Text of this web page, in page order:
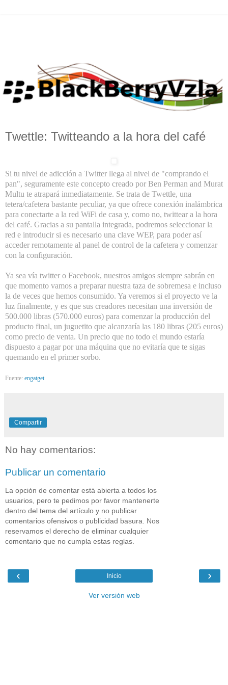
Twettle: Twitteando a la hora del café
Si tu nivel de adicción a Twitter llega al nivel de "comprando el
pan", seguramente este concepto creado por Ben Perman and Murat
Multu te atrapará inmediatamente. Se trata de Twettle, una
tetera/cafetera bastante peculiar, ya que ofrece conexión inalámbrica
para conectarte a la red WiFi de casa y, como no, twittear a la hora
del café. Gracias a su pantalla integrada, podremos seleccionar la
red e introducir si es necesario una clave WEP, para poder así
acceder remotamente al panel de control de la cafetera y comenzar
con la configuración.
Ya sea vía twitter o Facebook, nuestros amigos siempre sabrán en
que momento vamos a preparar nuestra taza de sobremesa e incluso
la de veces que hemos consumido. Ya veremos si el proyecto ve la
luz finalmente, y es que sus creadores necesitan una inversión de
500.000 libras (570.000 euros) para comenzar la producción del
producto final, un juguetito que alcanzaría las 180 libras (205 euros)
como precio de venta. Un precio que no todo el mundo estaría
dispuesto a pagar por una máquina que no evitaría que te sigas
quemando en el primer sorbo.
Fuente: engatget
Compartir
No hay comentarios:
Publicar un comentario
La opción de comentar está abierta a todos los
usuarios, pero te pedimos por favor mantenerte
dentro del tema del artículo y no publicar
comentarios ofensivos o publicidad basura. Nos
reservamos el derecho de eliminar cualquier
comentario que no cumpla estas reglas.
‹ ›
Inicio
Ver versión web